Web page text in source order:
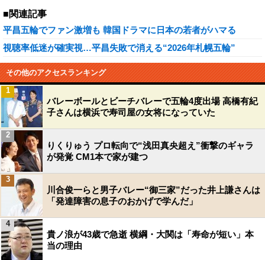
■関連記事
平昌五輪でファン激増も 韓国ドラマに日本の若者がハマる
視聴率低迷が確実視…平昌失敗で消える“2026年札幌五輪”
その他のアクセスランキング
バレーボールとビーチバレーで五輪4度出場 高橋有紀
子さんは横浜で寿司屋の女将になっていた
1
りくりゅう プロ転向で“浅田真央超え”衝撃のギャラ
が発覚 CM1本で家が建つ
2
川合俊一らと男子バレー“御三家”だった井上謙さんは
「発達障害の息子のおかげで学んだ」
3
貴ノ浪が43歳で急逝 横綱・大関は「寿命が短い」本
当の理由
4